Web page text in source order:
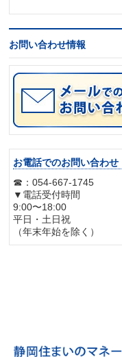
お問い合わせ情報
お電話でのお問い合わせ
☎：054-667-1745
▼電話受付時間
9:00〜18:00
平日・土日祝
（年末年始を除く）